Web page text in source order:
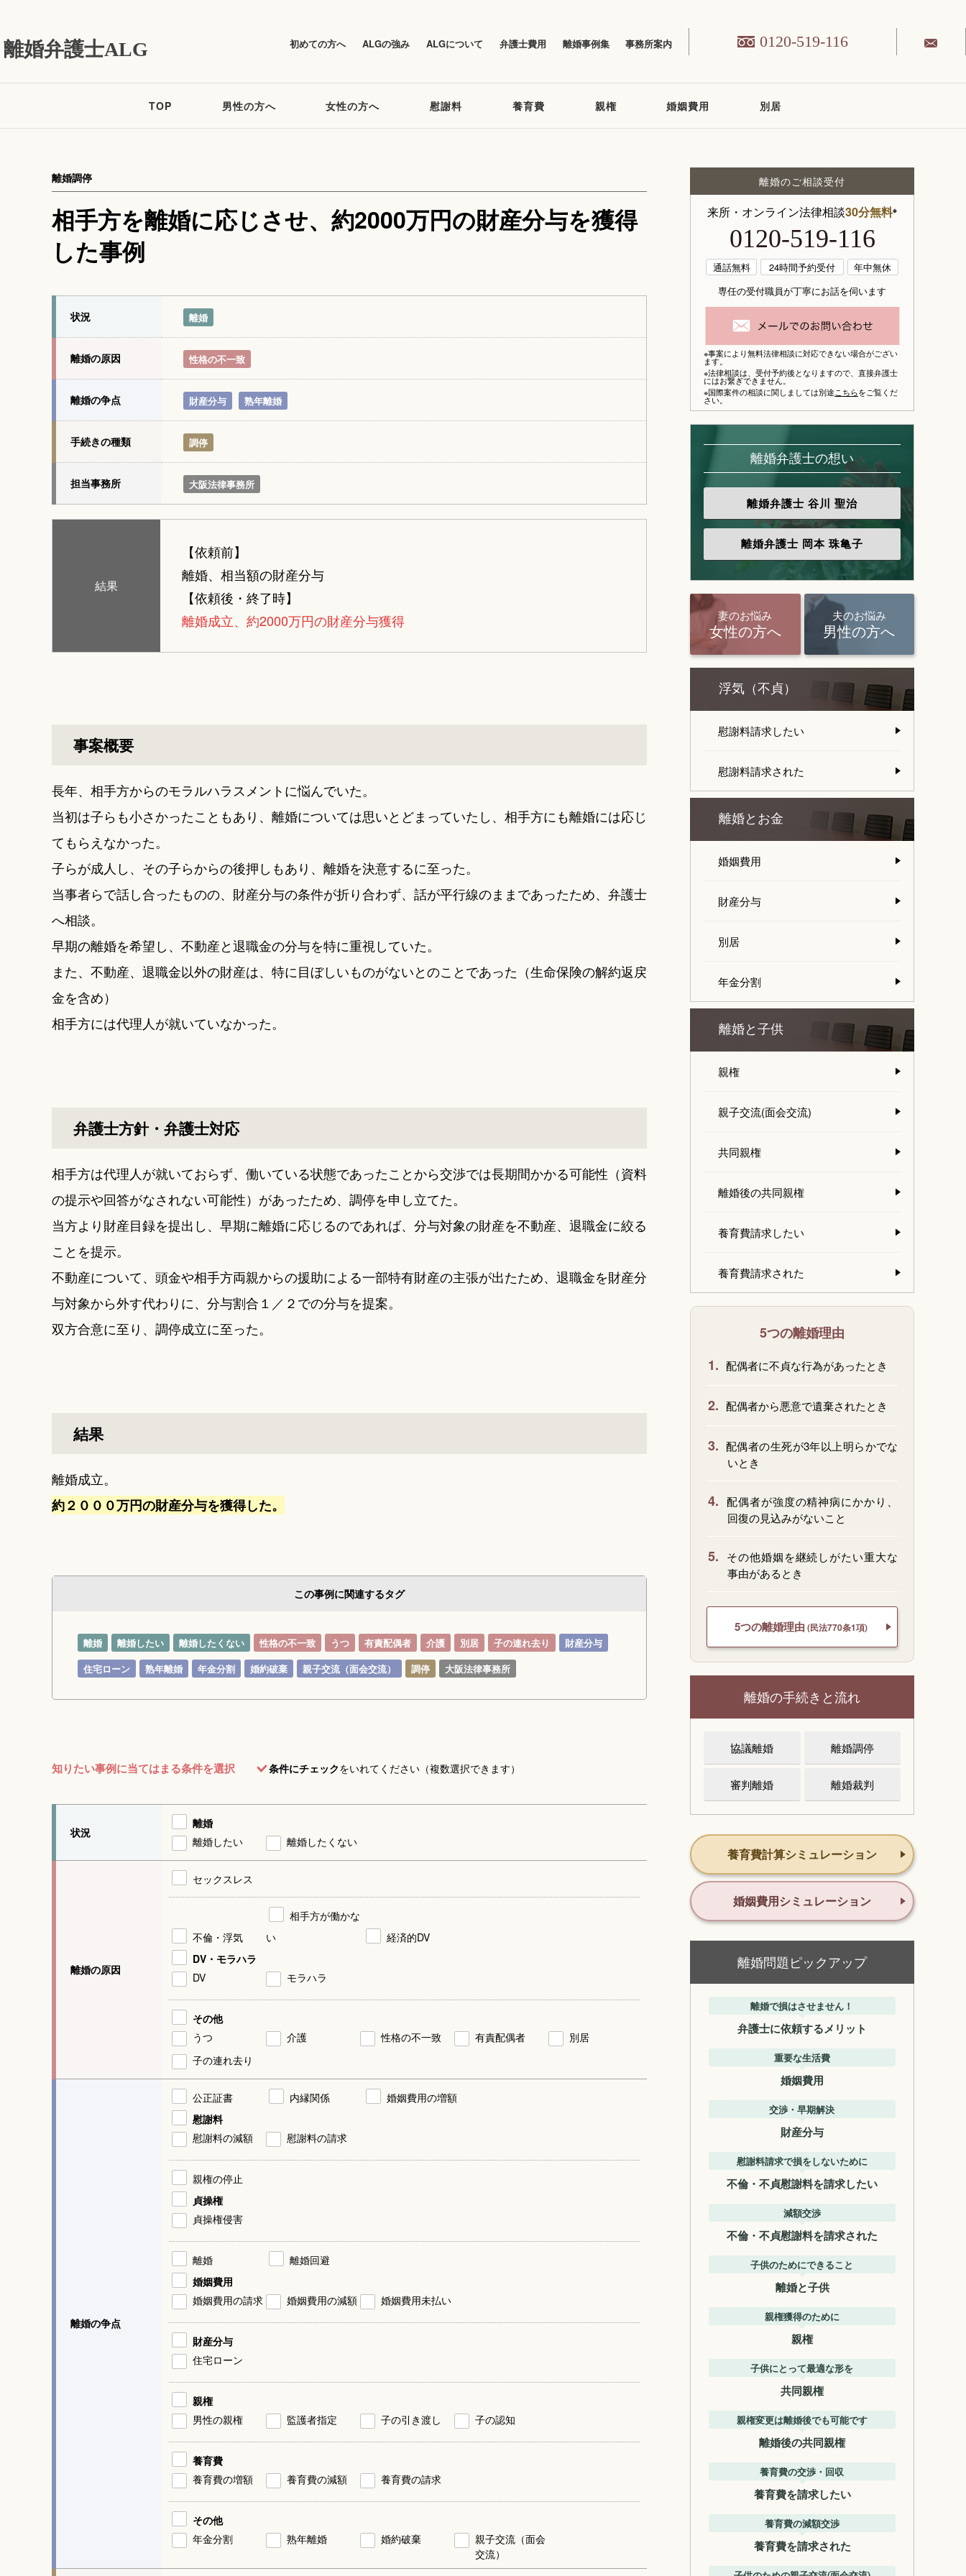
離婚弁護士ALG 初めての方へ ALGの強み ALGについて 弁護士費用 離婚事例集 事務所案内 0120-519-116
TOP 男性の方へ 女性の方へ 慰謝料 養育費 親権 婚姻費用 別居
相手方を離婚に応じさせ、約2000万円の財産分与を獲得
した事例
離婚調停
状況 離婚
離婚の原因 性格の不一致
離婚の争点 財産分与 熟年離婚
手続きの種類 調停
担当事務所 大阪法律事務所
結果
【依頼前】
離婚、相当額の財産分与
【依頼後・終了時】
離婚成立、約2000万円の財産分与獲得
事案概要
長年、相手方からのモラルハラスメントに悩んでいた。
当初は子らも小さかったこともあり、離婚については思いとどまっていたし、相手方にも離婚には応じ
てもらえなかった。
子らが成人し、その子らからの後押しもあり、離婚を決意するに至った。
当事者らで話し合ったものの、財産分与の条件が折り合わず、話が平行線のままであったため、弁護士
へ相談。
早期の離婚を希望し、不動産と退職金の分与を特に重視していた。
また、不動産、退職金以外の財産は、特に目ぼしいものがないとのことであった（生命保険の解約返戻
金を含め）
相手方には代理人が就いていなかった。
弁護士方針・弁護士対応
相手方は代理人が就いておらず、働いている状態であったことから交渉では長期間かかる可能性（資料
の提示や回答がなされない可能性）があったため、調停を申し立てた。
当方より財産目録を提出し、早期に離婚に応じるのであれば、分与対象の財産を不動産、退職金に絞る
ことを提示。
不動産について、頭金や相手方両親からの援助による一部特有財産の主張が出たため、退職金を財産分
与対象から外す代わりに、分与割合１／２での分与を提案。
双方合意に至り、調停成立に至った。
結果
離婚成立。
約２０００万円の財産分与を獲得した。
この事例に関連するタグ
離婚 離婚したい 離婚したくない 性格の不一致 うつ 有責配偶者 介護 別居 子の連れ去り
財産分与
住宅ローン
熟年離婚 年金分割 婚約破棄 親子交流（面会交流） 調停 大阪法律事務所
知りたい事例に当てはまる条件を選択 条件にチェックをいれてください（複数選択できます）
状況
離婚
離婚したい
離婚したくない
離婚の原因
セックスレス
不倫・浮気
相手方が働かな
い
経済的DV
DV・モラハラ
DV
モラハラ
その他
うつ
介護 性格の不一致 有責配偶者
別居
子の連れ去り
離婚の争点
公正証書 内縁関係
婚姻費用の増額
慰謝料
慰謝料の減額
慰謝料の請求
親権の停止
貞操権
貞操権侵害
離婚
離婚回避
婚姻費用
婚姻費用の請求
婚姻費用の減額 婚姻費用未払い
財産分与
住宅ローン
親権
男性の親権
監護者指定 子の引き渡し 子の認知
養育費
養育費の増額
養育費の減額 養育費の請求
その他
年金分割
熟年離婚 婚約破棄
親子交流（面会
交流）
離婚のご相談受付
来所・オンライン法律相談30分無料※
0120-519-116
通話無料 24時間予約受付
年中無休
専任の受付職員が丁寧にお話を伺います
※事案により無料法律相談に対応できない場合がござい
ます。
※法律相談は、 受付予約後となりますので、 直接弁護士
にはお繋ぎできません。
※国際案件の相談に関しましては別途こちらをご覧くだ
さい。
離婚弁護士の想い
離婚弁護士 谷川 聖治
離婚弁護士 岡本 珠亀子
妻のお悩み
女性の方へ
夫のお悩み
男性の方へ
浮気（不貞）
慰謝料請求したい
慰謝料請求された
離婚とお金
婚姻費用
財産分与
別居
年金分割
離婚と子供
親権
親子交流(面会交流)
共同親権
離婚後の共同親権
養育費請求したい
養育費請求された
5つの離婚理由
1. 配偶者に不貞な行為があったとき
2. 配偶者から悪意で遺棄されたとき
3. 配偶者の生死が3年以上明らかでな
いとき
4. 配偶者が強度の精神病にかかり、
回復の見込みがないこと
5.
その他婚姻を継続しがたい重大な
事由があるとき
5つの離婚理由 (民法770条1項)
離婚の手続きと流れ
協議離婚 離婚調停
審判離婚 離婚裁判
養育費計算シミュレーション
婚姻費用シミュレーション
離婚問題ピックアップ
離婚で損はさせません！
弁護士に依頼するメリット
重要な生活費
婚姻費用
交渉・早期解決
財産分与
慰謝料請求で損をしないために
不倫・不貞慰謝料を請求したい
減額交渉
不倫・不貞慰謝料を請求された
子供のためにできること
離婚と子供
親権獲得のために
親権
子供にとって最適な形を
共同親権
親権変更は離婚後でも可能です
離婚後の共同親権
養育費の交渉・回収
養育費を請求したい
養育費の減額交渉
養育費を請求された